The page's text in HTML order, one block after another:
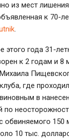
из мест
к 70-
.
этого года 31-
к 2 годам и 8
где
в
по
обвиняемого 150
10 тыс.